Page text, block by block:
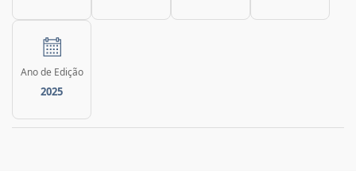
Ano de Edição
2025